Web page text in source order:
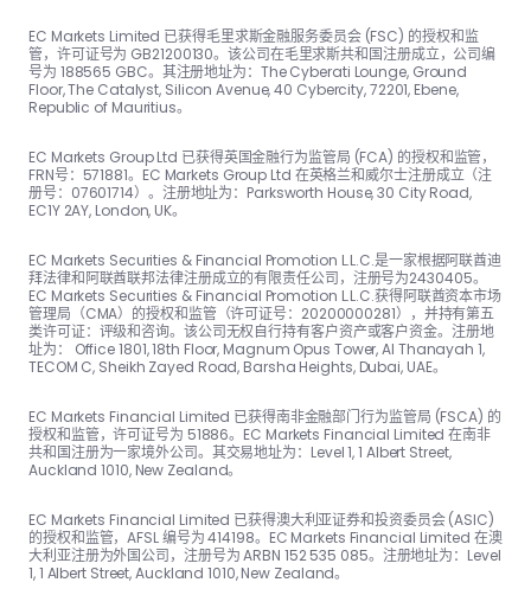
EC Markets Limited 已获得毛里求斯金融服务委员会 (FSC) 的授权和监
管，许可证号为 GB21200130。该公司在毛里求斯共和国注册成立，公司编
号为 188565 GBC。其注册地址为：The Cyber​​ati Lounge, Ground
Floor, The Catalyst, Silicon Avenue, 40 Cyber​​city, 72201, Ebene,
Republic of Mauritius。
EC Markets Group Ltd 已获得英国金融行为监管局 (FCA) 的授权和监管，
FRN号：57188​​1。EC Markets Group Ltd 在英格兰和威尔士注册成立（注
册号：07601714）。注册地址为：Parksworth House, 30 City Road,
EC1Y 2AY, London, UK。
EC Markets Securities & Financial Promotion L.L.C.是一家根据阿联酋迪
拜法律和阿联酋联邦法律注册成立的有限责任公司，注册号为2430405。
EC Markets Securities & Financial Promotion L.L.C.获得阿联酋资本市场
管理局（CMA）的授权和监管（许可证号：20200000281），并持有第五
类许可证：评级和咨询。该公司无权自行持有客户资产或客户资金。注册地
址为： Office 1801, 18th Floor, Magnum Opus Tower, Al Thanayah 1,
TECOM C, Sheikh Zayed Road, Barsha Heights, Dubai, UAE。
EC Markets Financial Limited 已获得南非金融部门行为监管局 (FSCA) 的
授权和监管，许可证号为 51886。EC Markets Financial Limited 在南非
共和国注册为一家境外公司。其交易地址为：Level 1, 1 Albert Street,
Auckland 1010, New Zealand。
EC Markets Financial Limited 已获得澳大利亚证券和投资委员会 (ASIC)
的授权和监管，AFSL 编号为 414198。EC Markets Financial Limited 在澳
大利亚注册为外国公司，注册号为 ARBN 152 535 085。注册地址为：Level
1, 1 Albert Street, Auckland 1010, New Zealand。